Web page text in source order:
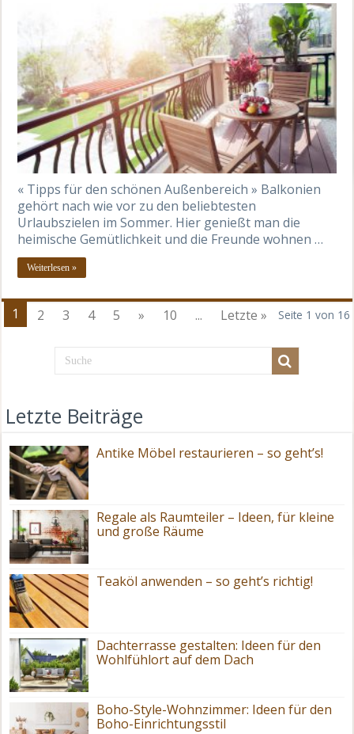
« Tipps für den schönen Außenbereich » Balkonien
gehört nach wie vor zu den beliebtesten
Urlaubszielen im Sommer. Hier genießt man die
heimische Gemütlichkeit und die Freunde wohnen …
Weiterlesen »
Seite 1 von 16
1 2 3 4 5 » 10 ... Letzte »
Letzte Beiträge
Antike Möbel restaurieren – so geht’s!
Regale als Raumteiler – Ideen, für kleine
und große Räume
Teaköl anwenden – so geht’s richtig!
Dachterrasse gestalten: Ideen für den
Wohlfühlort auf dem Dach
Boho-Style-Wohnzimmer: Ideen für den
Boho-Einrichtungsstil